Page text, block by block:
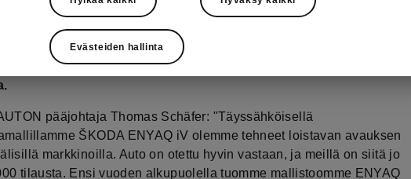
ja kolme tehoversiota. ENYAQ COUPÉ iV on saatavilla
nelivetoisena. Kuten ENYAQ iV:ssä, sisustuksen designvalinnat
perinteiset varustetasokohtaiset sisustusvaihtoehdot. Aitoon
tapaan ENYAQ COUPÉ iV on sisältä suuri, ja tavaratilan koko on
pääjohtaja Thomas Schäfer: "Täyssähköisellä
ŠKODA ENYAQ iV olemme tehneet loistavan avauksen
markkinoilla. Auto on otettu hyvin vastaan, ja meillä on siitä jo
tilausta. Ensi vuoden alkupuolella tuomme mallistoomme ENYAQ
Evästeiden hallinta